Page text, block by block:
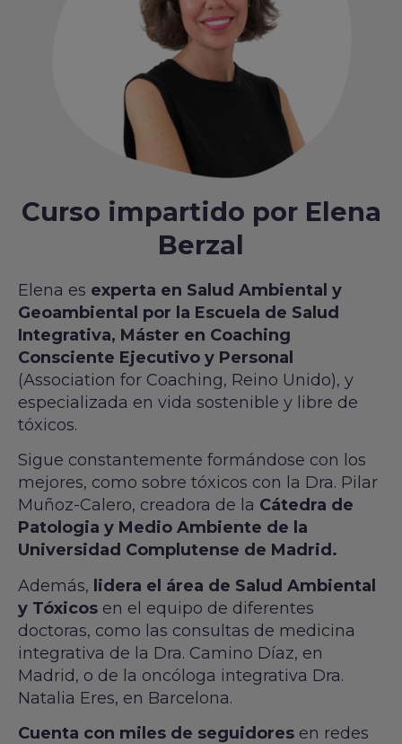
Curso impartido por Elena
Berzal
Elena es experta en Salud Ambiental y
Geoambiental por la Escuela de Salud
Integrativa, Máster en Coaching
Consciente Ejecutivo y Personal
(Association for Coaching, Reino Unido), y
especializada en vida sostenible y libre de
tóxicos.
Sigue constantemente formándose con los
mejores, como sobre tóxicos con la Dra. Pilar
Muñoz-Calero, creadora de la Cátedra de
Patologia y Medio Ambiente de la
Universidad Complutense de Madrid.
Además, lidera el área de Salud Ambiental
y Tóxicos en el equipo de diferentes
doctoras, como las consultas de medicina
integrativa de la Dra. Camino Díaz, en
Madrid, o de la oncóloga integrativa Dra.
Natalia Eres, en Barcelona.
Cuenta con miles de seguidores en redes